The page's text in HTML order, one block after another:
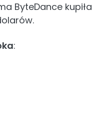
ByteDance kupiła
: